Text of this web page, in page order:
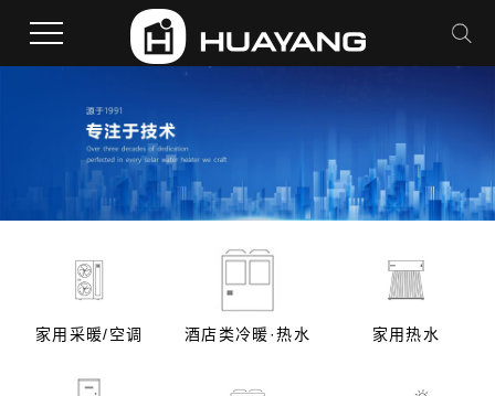
家用采暖/空调 酒店类冷暖·热水 家用热水